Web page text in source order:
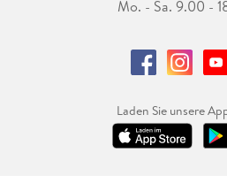
Mo. - Sa. 9.00 -
Laden Sie unsere